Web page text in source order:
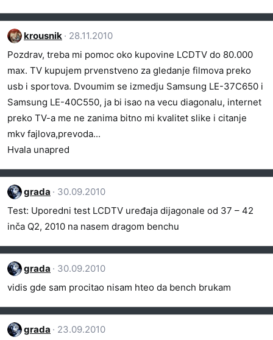
krousnik
28.11.2010
Pozdrav, treba mi pomoc oko kupovine LCDTV do 80.000
max. TV kupujem prvenstveno za gledanje filmova preko
usb i sportova. Dvoumim se izmedju Samsung LE-37C650 i
Samsung LE-40C550, ja bi isao na vecu diagonalu, internet
preko TV-a me ne zanima bitno mi kvalitet slike i citanje
mkv fajlova,prevoda...
Hvala unapred
grada
30.09.2010
Test: Uporedni test LCDTV uređaja dijagonale od 37 – 42
inča Q2, 2010 na nasem dragom benchu
grada
30.09.2010
vidis gde sam procitao nisam hteo da bench brukam
grada
23.09.2010